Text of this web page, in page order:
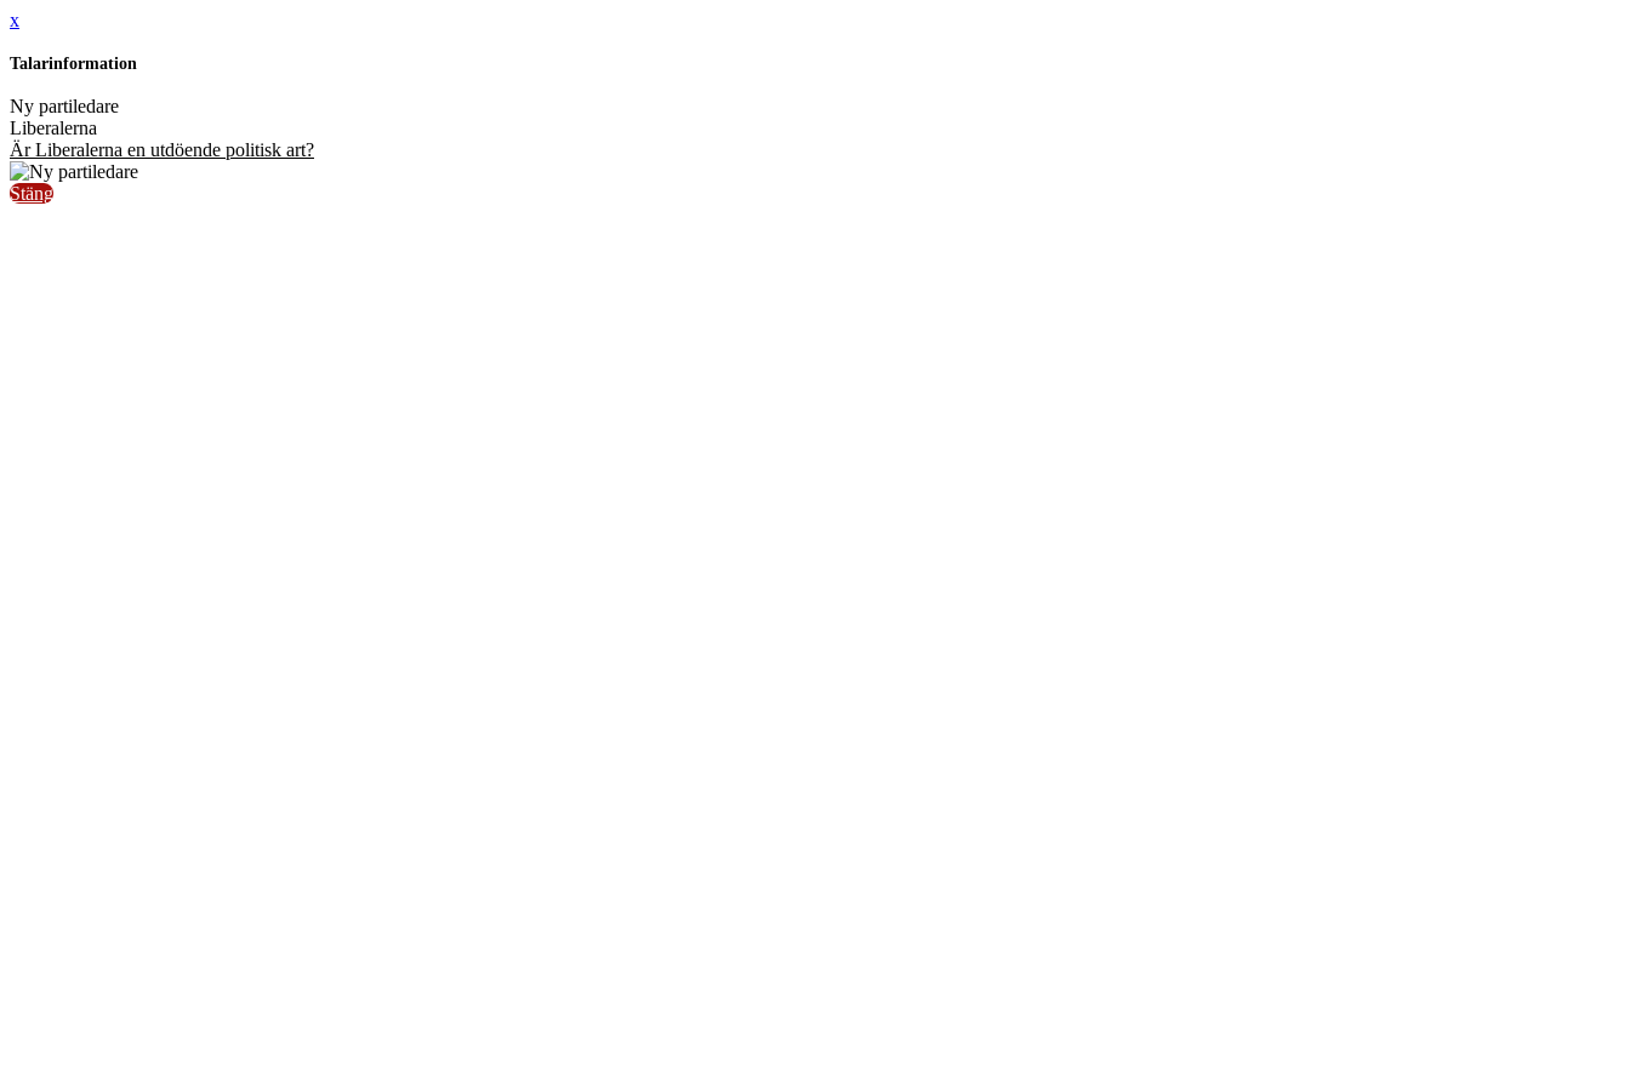
x
Talarinformation
Ny partiledare
Liberalerna
Är Liberalerna en utdöende politisk art?
Stäng